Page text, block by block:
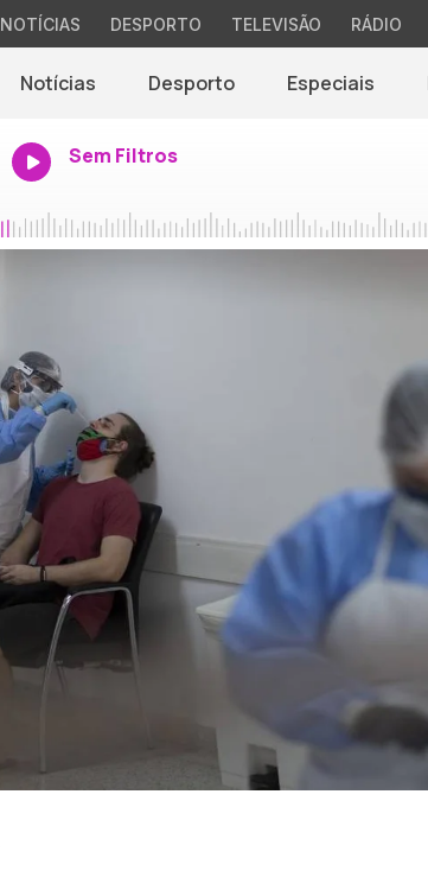
NOTÍCIAS DESPORTO TELEVISÃO RÁDIO
Notícias Desporto Especiais
Sem Filtros